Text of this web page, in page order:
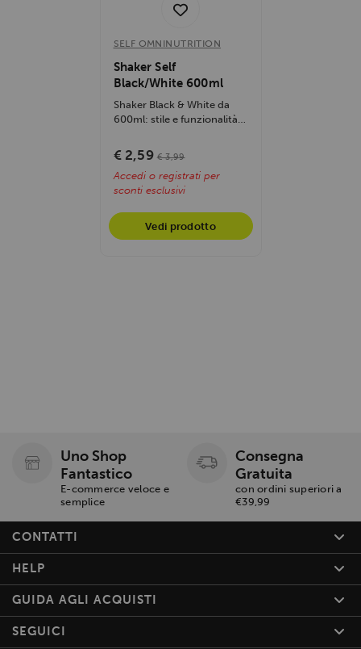
SELF OMNINUTRITION
Shaker Self
Black/White 600ml
Shaker Black & White da
600ml: stile e funzionalità
€ 2,59 € 3,99
Accedi o registrati per
sconti esclusivi
Vedi prodotto
Uno Shop
Fantastico
E-commerce veloce e
semplice
Consegna
Gratuita
con ordini superiori a
€39,99
CONTATTI
HELP
GUIDA AGLI ACQUISTI
SEGUICI